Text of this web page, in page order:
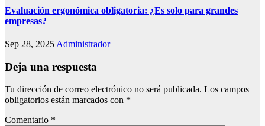
Evaluación ergonómica obligatoria: ¿Es solo para grandes
empresas?
Sep 28, 2025 Administrador
Deja una respuesta
Tu dirección de correo electrónico no será publicada. Los campos
obligatorios están marcados con *
Comentario *